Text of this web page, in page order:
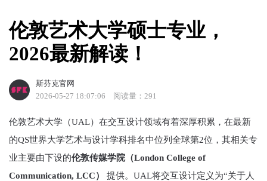
伦敦艺术大学硕士专业，
2026最新解读！
斯芬克官网
2026-05-27 18:07:06
阅读量：291
伦敦艺术大学（UAL）在交互设计领域有着深厚积累，在最新
的QS世界大学艺术与设计学科排名中位列全球第2位，其相关专
业主要由下设的伦敦传媒学院（London College of
Communication, LCC）
提供。UAL将交互设计定义为“关于人